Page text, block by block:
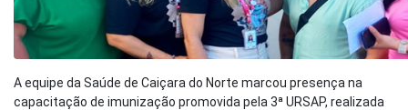
A equipe da Saúde de Caiçara do Norte marcou presença na
capacitação de imunização promovida pela 3ª URSAP, realizada